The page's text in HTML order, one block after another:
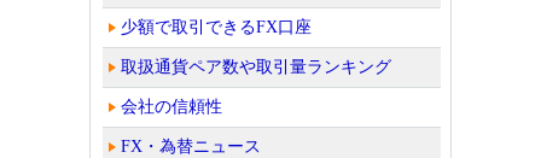
少額で取引できるFX口座
取扱通貨ペア数や取引量ランキング
会社の信頼性
FX・為替ニュース